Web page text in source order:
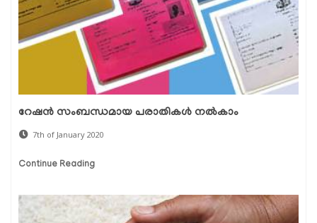
റേഷന്‍ സംബന്ധമായ പരാതികള്‍ നല്‍കാം
7th of January 2020
Continue Reading